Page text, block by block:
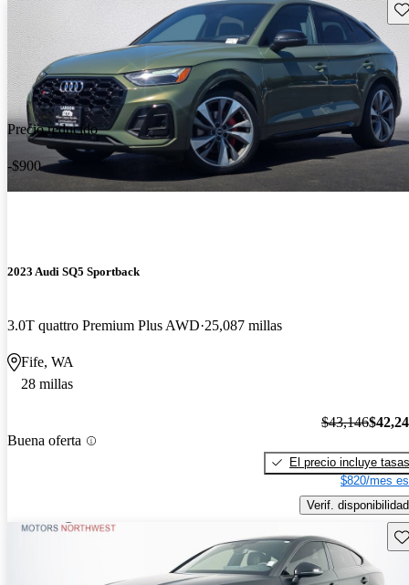
Precio reducido
-$900
2023 Audi SQ5 Sportback
3.0T quattro Premium Plus AWD 25,087 millas
Fife, WA
28 millas
Buena oferta
$43,146
El precio incluye tasas
$820/mes
Verif. disponibilidad